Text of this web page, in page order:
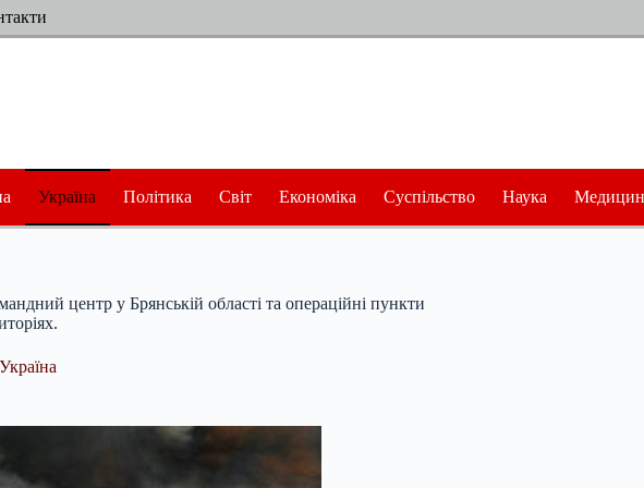
Україна Політика Світ Економіка Суспільство Наука
центр у Брянській області та операційні пункти
Україна